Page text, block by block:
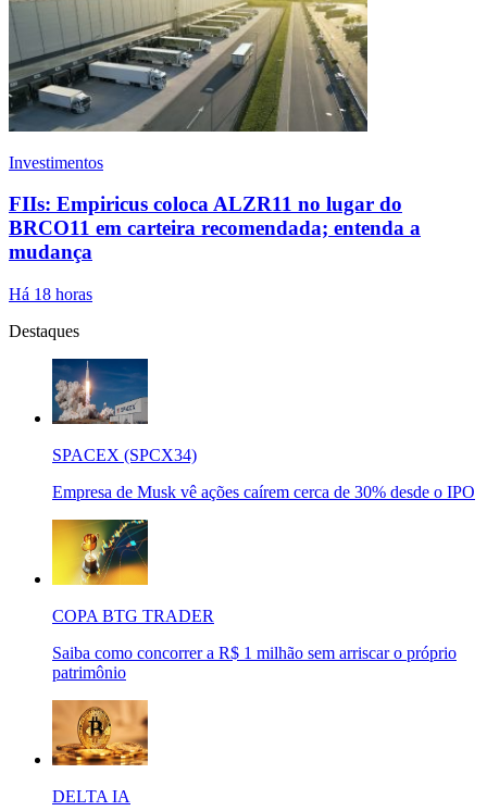
Investimentos
FIIs: Empiricus coloca ALZR11 no lugar do
BRCO11 em carteira recomendada; entenda a
mudança
Há 18 horas
Destaques
SPACEX (SPCX34)
Empresa de Musk vê ações caírem cerca de 30% desde o IPO
COPA BTG TRADER
Saiba como concorrer a R$ 1 milhão sem arriscar o próprio
patrimônio
DELTA IA